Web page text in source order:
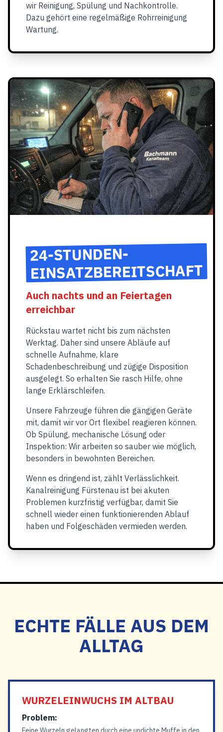
wir Reinigung, Spülung und Nachkontrolle.
Dazu gehört eine regelmäßige Rohrreinigung
Wartung.
24-STUNDEN-
EINSATZBEREITSCHAFT
Auch nachts und an Feiertagen
erreichbar
Rückstau wartet nicht bis zum nächsten
Werktag. Daher sind unsere Abläufe auf
schnelle Aufnahme, klare
Schadenbeschreibung und zügige Disposition
ausgelegt. So erhalten Sie rasch Hilfe, ohne
lange Erklärschleifen.
Unsere Fahrzeuge führen die gängigen Geräte
mit, damit wir vor Ort flexibel reagieren können.
Ob Spülung, mechanische Lösung oder
Inspektion: Wir arbeiten so sauber wie möglich,
besonders in bewohnten Bereichen.
Wenn es dringend ist, zählt Verlässlichkeit.
Kanalreinigung Fürstenau ist bei akuten
Problemen kurzfristig verfügbar, damit Sie
schnell wieder einen funktionierenden Ablauf
haben und Folgeschäden vermieden werden.
ECHTE FÄLLE AUS DEM
ALLTAG
WURZELEINWUCHS IM ALTBAU
Problem: